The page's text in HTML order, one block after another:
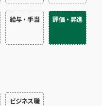
給与・手当 評価・昇進
ビジネス職